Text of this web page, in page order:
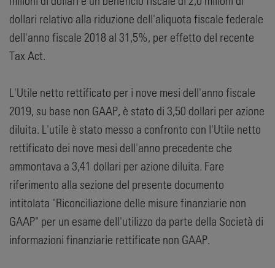
dollari relativo alla riduzione dell'aliquota fiscale federale
dell'anno fiscale 2018 al 31,5%, per effetto del recente
Tax Act.
L'Utile netto rettificato per i nove mesi dell'anno fiscale
2019, su base non GAAP, è stato di 3,50 dollari per azione
diluita. L'utile è stato messo a confronto con l'Utile netto
rettificato dei nove mesi dell'anno precedente che
ammontava a 3,41 dollari per azione diluita. Fare
riferimento alla sezione del presente documento
intitolata "Riconciliazione delle misure finanziarie non
GAAP" per un esame dell'utilizzo da parte della Società di
informazioni finanziarie rettificate non GAAP.